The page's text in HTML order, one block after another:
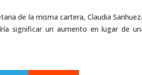
de la misma cartera, Claudia
significar un aumento en lugar de